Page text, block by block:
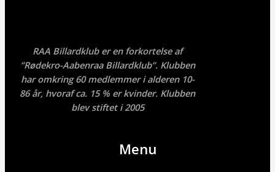
RAA Billardklub er en forkortelse af
”Rødekro-Aabenraa Billardklub”. Klubben
har omkring 60 medlemmer i alderen 10-
86 år, hvoraf ca. 15 % er kvinder. Klubben
blev stiftet i 2005
Menu